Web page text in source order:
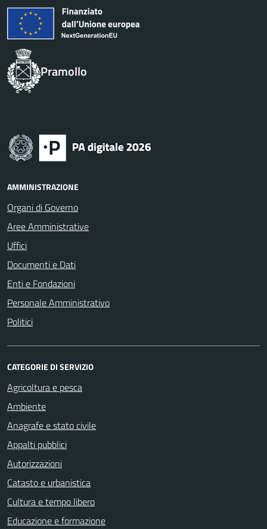
Pramollo
AMMINISTRAZIONE
Organi di Governo
Aree Amministrative
Uffici
Documenti e Dati
Enti e Fondazioni
Personale Amministrativo
Politici
CATEGORIE DI SERVIZIO
Agricoltura e pesca
Ambiente
Anagrafe e stato civile
Appalti pubblici
Autorizzazioni
Catasto e urbanistica
Cultura e tempo libero
Educazione e formazione